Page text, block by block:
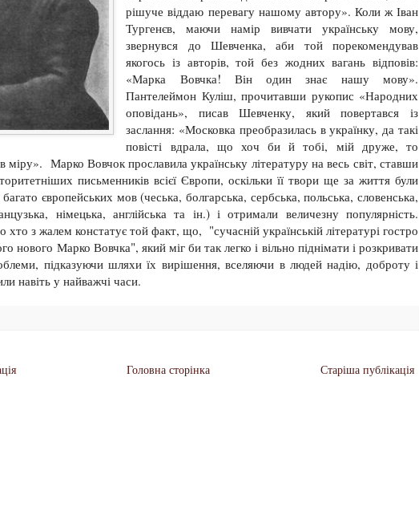
рішуче віддаю перевагу нашому автору». Коли ж Іван
Тургенєв, маючи намір вивчати українську мову,
звернувся до Шевченка, аби той порекомендував
якогось із авторів, той без жодних вагань відповів:
«Марка Вовчка! Він один знає нашу мову».
Пантелеймон Куліш, прочитавши рукопис «Народних
оповідань», писав Шевченку, який повертався із
заслання: «Московка преобразилась в українку, да такі
повісті вдрала, що хоч би й тобі, мій друже, то
Марко Вовчок прославила українську літературу на весь світ, ставши
письменників всієї Європи, оскільки її твори ще за життя були
багато європейських мов (чеська, болгарська, сербська, польська, словенська,
німецька, англійська та ін.) і отримали величезну популярність.
хто з жалем констатує той факт, що, "сучасній українській літературі гостро
нового Марко Вовчка", який міг би так легко і вільно піднімати і розкривати
підказуючи шляхи їх вирішення, вселяючи в людей надію, доброту і
навіть у найважчі часи.
Старіша публікація
Головна сторінка